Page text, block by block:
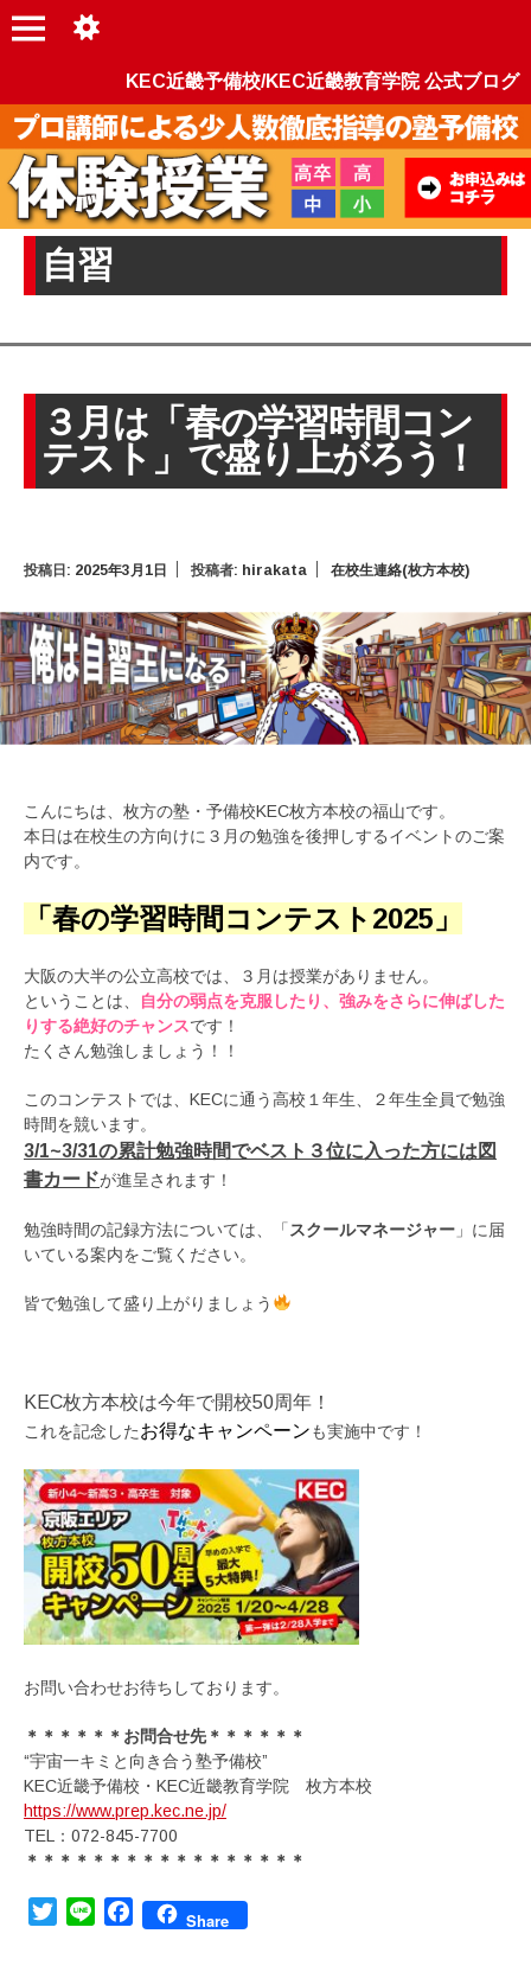
KEC近畿予備校/KEC近畿教育学院 公式ブログ
自習
３月は「春の学習時間コン
テスト」で盛り上がろう！
投稿日: 2025年3月1日 投稿者: hirakata 在校生連絡(枚方本校)
こんにちは、枚方の塾・予備校KEC枚方本校の福山です。
本日は在校生の方向けに３月の勉強を後押しするイベントのご案
内です。
「春の学習時間コンテスト2025」
大阪の大半の公立高校では、３月は授業がありません。
ということは、
自分の弱点を克服したり、強みをさらに伸ばした
りする絶好のチャンスです！
たくさん勉強しましょう！！
このコンテストでは、KECに通う高校１年生、２年生全員で勉強
時間を競います。
3/1~3/31の累計勉強時間でベスト３位に入った方には図
書カードが進呈されます！
勉強時間の記録方法については、「 スクールマネージャー 」に届
いている案内をご覧ください。
皆で勉強して盛り上がりましょう
KEC枚方本校は今年で開校50周年！
これを記念したお得なキャンペーンも実施中です！
お問い合わせお待ちしております。
＊＊＊＊＊＊お問合せ先＊＊＊＊＊＊
“宇宙一キミと向き合う塾予備校”
KEC近畿予備校・KEC近畿教育学院 枚方本校
https://www.prep.kec.ne.jp/
TEL：072-845-7700
＊＊＊＊＊＊＊＊＊＊＊＊＊＊＊＊＊
TwitterLine FacebookShare